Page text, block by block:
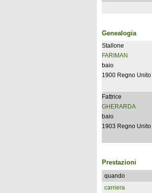
Genealogia
Stallone
FARIMAN
baio
1900 Regno Unito
Fattrice
GHERARDA
baio
1903 Regno Unito
Prestazioni
quando
carriera